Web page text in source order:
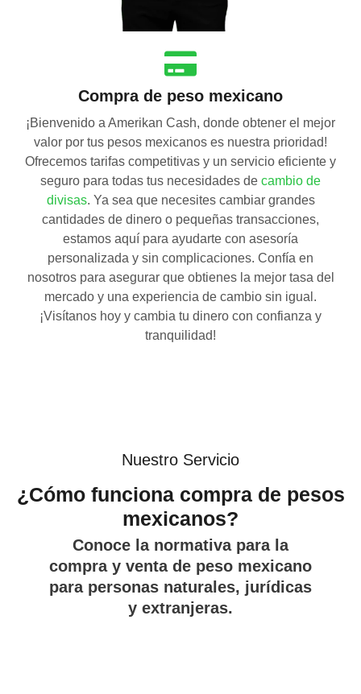
Compra de peso mexicano
¡Bienvenido a Amerikan Cash, donde obtener el mejor
valor por tus pesos mexicanos es nuestra prioridad!
Ofrecemos tarifas competitivas y un servicio eficiente y
seguro para todas tus necesidades de cambio de
divisas. Ya sea que necesites cambiar grandes
cantidades de dinero o pequeñas transacciones,
estamos aquí para ayudarte con asesoría
personalizada y sin complicaciones. Confía en
nosotros para asegurar que obtienes la mejor tasa del
mercado y una experiencia de cambio sin igual.
¡Visítanos hoy y cambia tu dinero con confianza y
tranquilidad!
Nuestro Servicio
¿Cómo funciona compra de pesos
mexicanos?
Conoce la normativa para la
compra y venta de peso mexicano
para personas naturales, jurídicas
y extranjeras.